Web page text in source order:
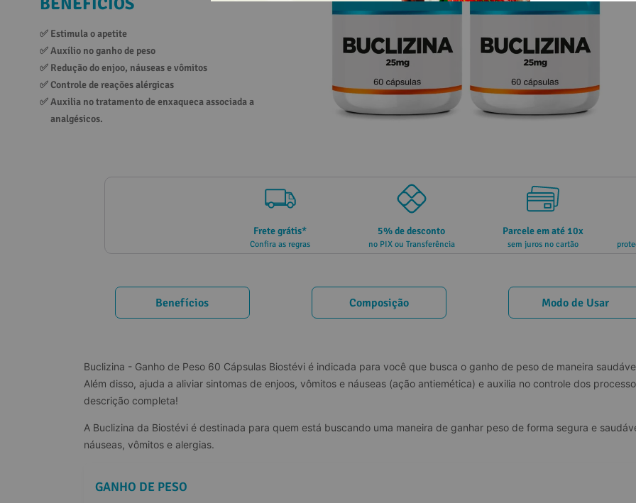
✅ Estimula o apetite
✅ Auxílio no ganho de peso
✅ Redução do enjoo, náuseas e vômitos
✅ Controle de reações alérgicas
✅ Auxilia no tratamento de enxaqueca associada a
analgésicos.
Frete grátis*
Confira as regras
5% de desconto
no PIX ou Transferência
Parcele em até 10x
sem juros no cartão
Benefícios Composição Modo de Usar
Buclizina - Ganho de Peso 60 Cápsulas Biostévi é indicada para você que busca o ganho de peso de maneira
Além disso, ajuda a aliviar sintomas de enjoos, vômitos e náuseas (ação antiemética) e auxilia no controle dos
descrição completa!
A Buclizina da Biostévi é destinada para quem está buscando uma maneira de ganhar peso de forma segura e
náuseas, vômitos e alergias.
GANHO DE PESO